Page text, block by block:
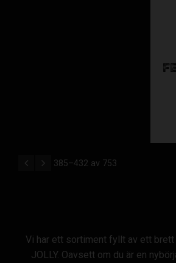
385–432 av 753
Vi har ett sortiment fyllt av ett brett
JOLLY. Oavsett om du är en